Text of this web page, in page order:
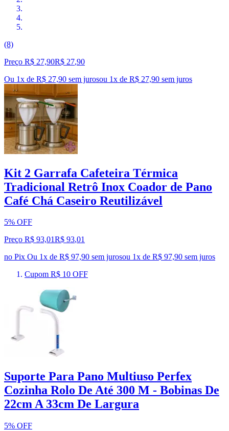
(8)
Preço R$ 27,90R$ 27,90
Ou 1x de R$ 27,90 sem jurosou 1x de R$ 27,90 sem juros
Kit 2 Garrafa Cafeteira Térmica
Tradicional Retrô Inox Coador de Pano
Café Chá Caseiro Reutilizável
5% OFF
Preço R$ 93,01R$ 93,01
no Pix Ou 1x de R$ 97,90 sem jurosou 1x de R$ 97,90 sem juros
Cupom R$ 10 OFF
Suporte Para Pano Multiuso Perfex
Cozinha Rolo De Até 300 M - Bobinas De
22cm A 33cm De Largura
5% OFF